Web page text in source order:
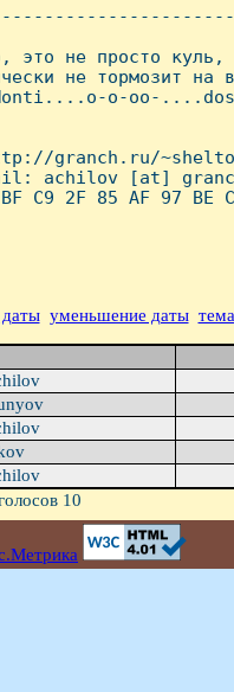
это не просто куль,
не тормозит на
Monti....о-о-оо-
granch.ru/
achilov [at]
C9 2F 85 AF 97 BE
даты уменьшение даты тема
10